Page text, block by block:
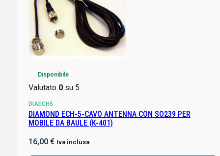
Disponibile
Valutato 0su 5
DIAECH5
DIAMOND ECH-5-CAVO ANTENNA CON SO239 PER
MOBILE DA BAULE (K-401)
16,00 € Iva inclusa